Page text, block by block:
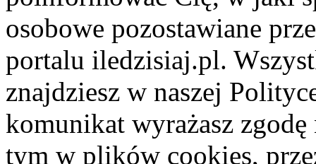
osobowe pozostawiane
portalu iledzisiaj.pl.
znajdziesz w naszej
komunikat wyrażasz
tym w plików cookies,